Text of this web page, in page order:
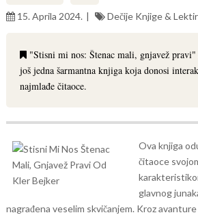
15. Aprila 2024.
Dečije Knjige &
"Stisni mi nos: Štenac mali, gnjavež
još jedna šarmantna knjiga koja donosi
najmlađe čitaoce.
Ova knjiga
čitaoce
glavnog
nagrađena veselim skvičanjem. Kroz